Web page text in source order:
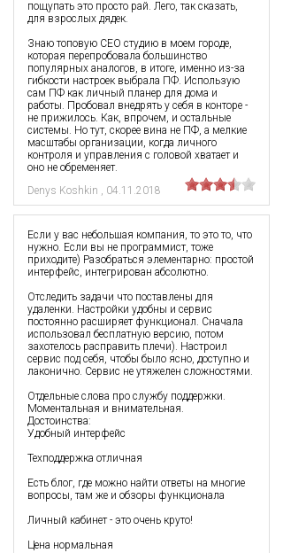
Denys Koshkin , 04.11.2018
пощупать это просто рай. Лего, так сказать,
для взрослых дядек.
Знаю топовую СЕО студию в моем городе,
которая перепробовала большинство
популярных аналогов, в итоге, именно из-за
гибкости настроек выбрала ПФ. Использую
сам ПФ как личный планер для дома и
работы. Пробовал внедрять у себя в конторе -
не прижилось. Как, впрочем, и остальные
системы. Но тут, скорее вина не ПФ, а мелкие
масштабы организации, когда личного
контроля и управления с головой хватает и
оно не обременяет.
Если у вас небольшая компания, то это то, что
нужно. Если вы не программист, тоже
приходите) Разобраться элементарно: простой
интерфейс, интегрирован абсолютно.
Отследить задачи что поставлены для
удаленки. Настройки удобны и сервис
постоянно расширяет функционал. Сначала
использовал бесплатную версию, потом
захотелось расправить плечи). Настроил
сервис под себя, чтобы было ясно, доступно и
лаконично. Сервис не утяжелен сложностями.
Отдельные слова про службу поддержки.
Моментальная и внимательная.
Достоинства:
Удобный интерфейс
Техподдержка отличная
Есть блог, где можно найти ответы на многие
вопросы, там же и обзоры функционала
Личный кабинет - это очень круто!
Цена нормальная